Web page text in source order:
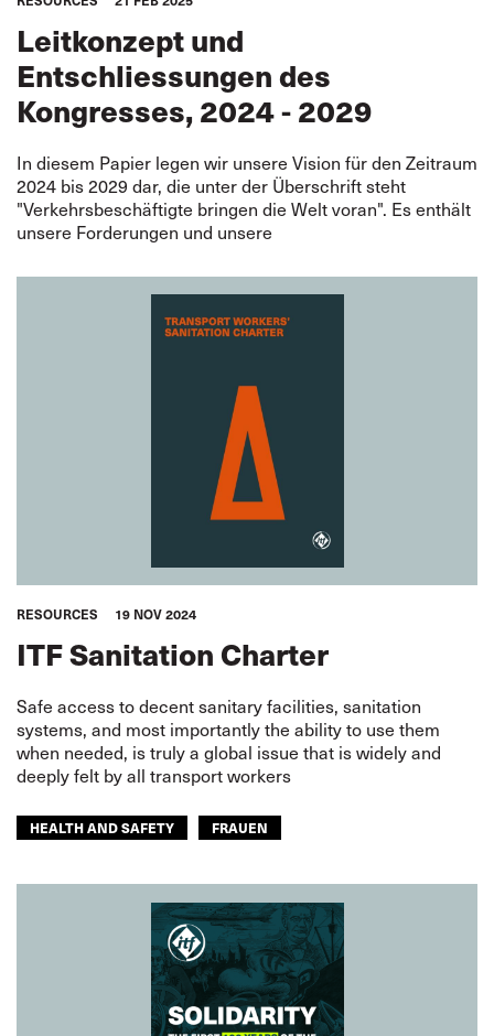
Leitkonzept und
Entschliessungen des
Kongresses, 2024 - 2029
In diesem Papier legen wir unsere Vision für den Zeitraum
2024 bis 2029 dar, die unter der Überschrift steht
"Verkehrsbeschäftigte bringen die Welt voran". Es enthält
unsere Forderungen und unsere
RESOURCES 19 NOV 2024
ITF Sanitation Charter
Safe access to decent sanitary facilities, sanitation
systems, and most importantly the ability to use them
when needed, is truly a global issue that is widely and
deeply felt by all transport workers
HEALTH AND SAFETY FRAUEN